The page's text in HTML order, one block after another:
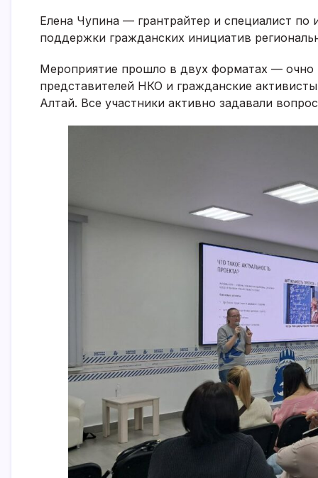
Елена Чупина — грантрайтер и специалист
поддержки гражданских инициатив
Мероприятие прошло в двух форматах — очно
представителей НКО и гражданские
Алтай. Все участники активно задавали